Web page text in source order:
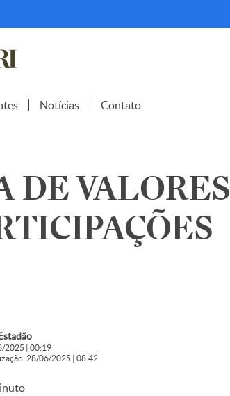
Notícias Contato
DE VALORES
2025 | 00:19
28/06/2025 | 08:42